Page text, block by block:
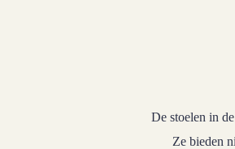
De stoelen in
Ze bieden